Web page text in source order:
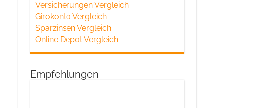
Versicherungen Vergleich
Girokonto Vergleich
Sparzinsen Vergleich
Online Depot Vergleich
Empfehlungen